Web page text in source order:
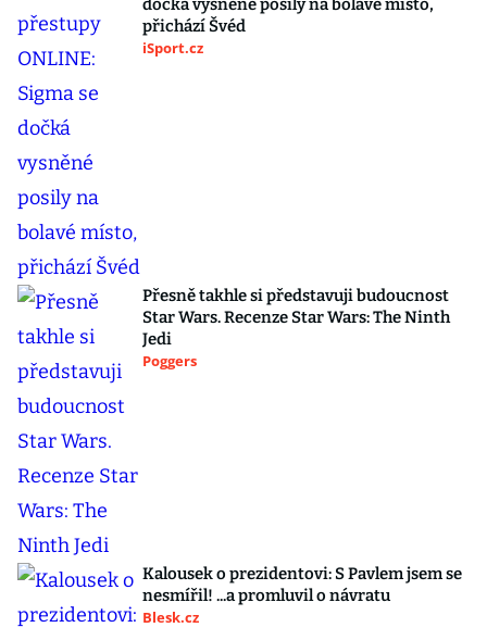
dočká vysněné posily na bolavé místo,
přichází Švéd
iSport.cz
Přesně takhle si představuji budoucnost
Star Wars. Recenze Star Wars: The Ninth
Jedi
Poggers
Kalousek o prezidentovi: S Pavlem jsem se
nesmířil! ...a promluvil o návratu
Blesk.cz